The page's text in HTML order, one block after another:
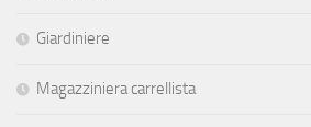
Giardiniere
Magazziniera carrellista